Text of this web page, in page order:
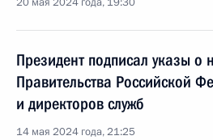
Президент подписал указы о
Правительства Российской
и директоров служб
14 мая 2024 года, 21:25